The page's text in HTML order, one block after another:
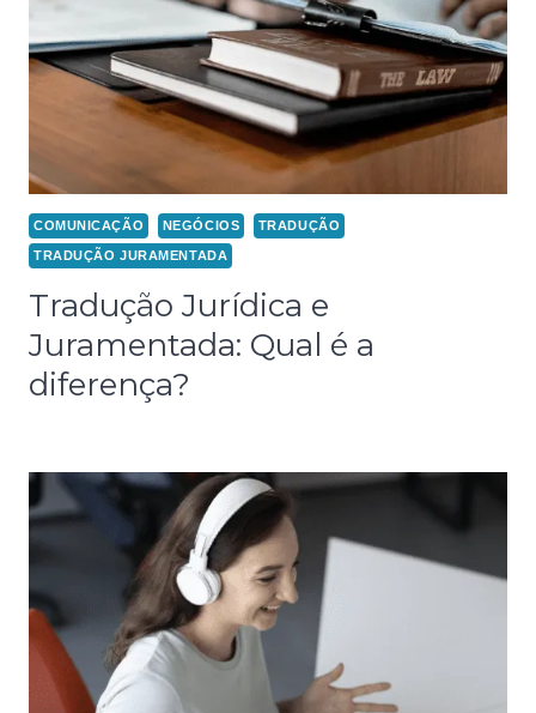
COMUNICAÇÃO NEGÓCIOS TRADUÇÃO
TRADUÇÃO JURAMENTADA
Tradução Jurídica e
Juramentada: Qual é a
diferença?